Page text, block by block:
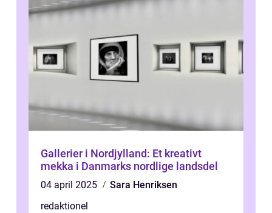
Gallerier i Nordjylland: Et kreativt
mekka i Danmarks nordlige landsdel
04 april 2025
Sara Henriksen
redaktionel